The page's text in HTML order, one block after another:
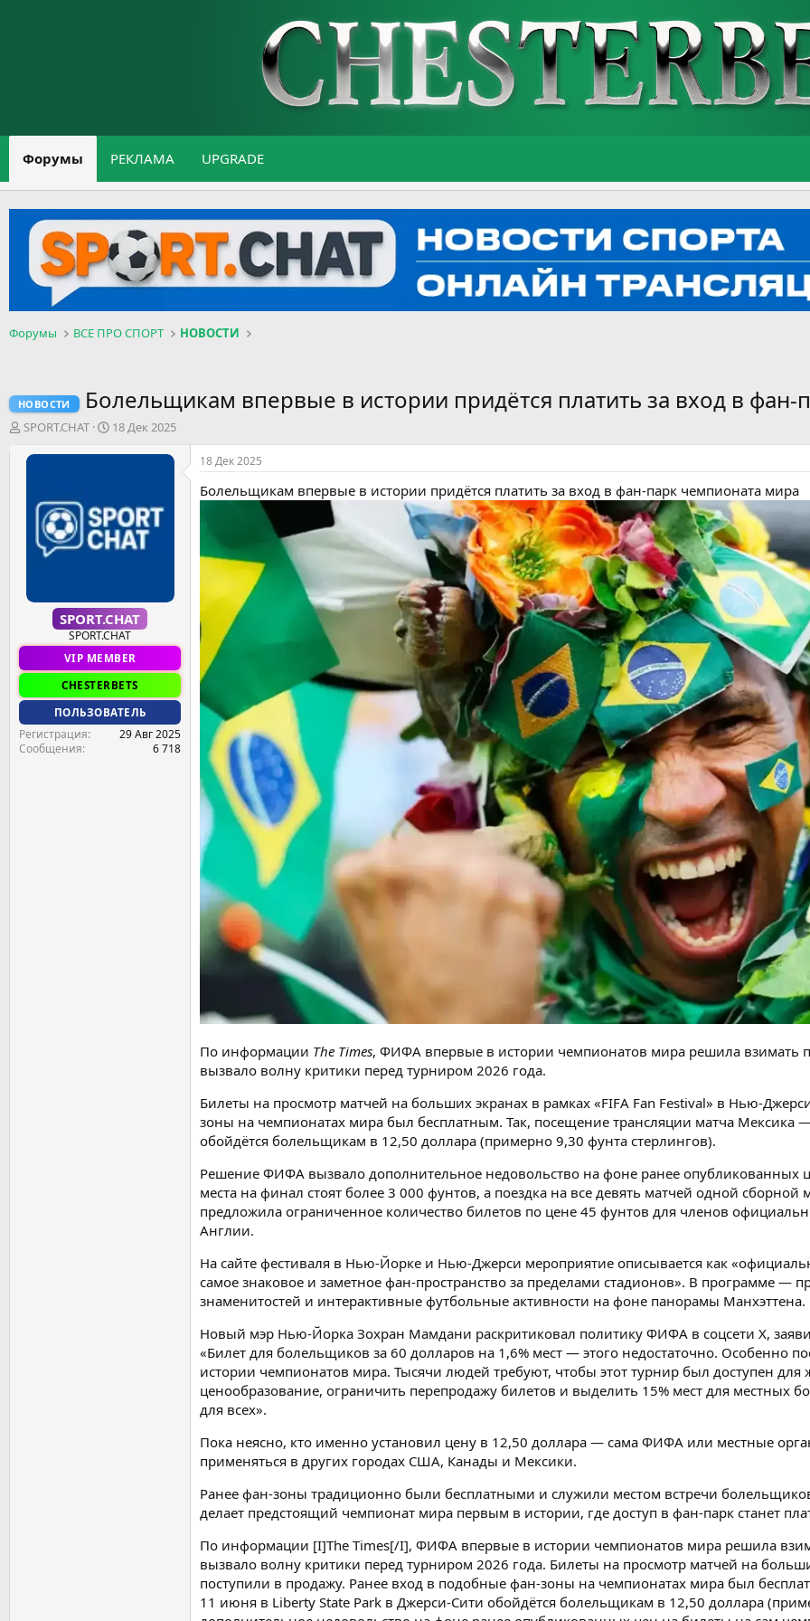
Форумы РЕКЛАМА UPGRADE
Форумы ВСЕ ПРО СПОРТ НОВОСТИ
НОВОСТИ Болельщикам впервые в истории придётся платить за вход в
А
т
SPORT.CHAT
Д
т
а
ч
а
18 Дек 2025
SPORT.CHAT
SPORT.CHAT
VIP MEMBER
CHESTERBETS
ПОЛЬЗОВАТЕЛЬ
Регистрация
29 Авг 2025
Сообщения
6 718
18 Дек 2025
Болельщикам впервые в истории придётся платить за вход в фан-парк чемпионата мира
По информации The Times, ФИФА впервые в истории чемпионатов мира решила взимать
вызвало волну критики перед турниром 2026 года.
Билеты на просмотр матчей на больших экранах в рамках «FIFA Fan Festival» в Нью-
зоны на чемпионатах мира был бесплатным. Так, посещение трансляции матча
обойдётся болельщикам в 12,50 доллара (примерно 9,30 фунта стерлингов).
Решение ФИФА вызвало дополнительное недовольство на фоне ранее
места на финал стоят более 3 000 фунтов, а поездка на все девять матчей одной
предложила ограниченное количество билетов по цене 45 фунтов для членов
Англии.
На сайте фестиваля в Нью-Йорке и Нью-Джерси мероприятие описывается как
самое знаковое и заметное фан-пространство за пределами стадионов». В программе —
знаменитостей и интерактивные футбольные активности на фоне панорамы Манхэттена.
Новый мэр Нью-Йорка Зохран Мамдани раскритиковал политику ФИФА в соцсети X,
«Билет для болельщиков за 60 долларов на 1,6% мест — этого недостаточно. Особенно
истории чемпионатов мира. Тысячи людей требуют, чтобы этот турнир был доступен
ценообразование, ограничить перепродажу билетов и выделить 15% мест для
для всех».
Пока неясно, кто именно установил цену в 12,50 доллара — сама ФИФА или местные
применяться в других городах США, Канады и Мексики.
Ранее фан-зоны традиционно были бесплатными и служили местом встречи
делает предстоящий чемпионат мира первым в истории, где доступ в фан-парк станет
По информации [I]The Times[/I], ФИФА впервые в истории чемпионатов мира решила
вызвало волну критики перед турниром 2026 года. Билеты на просмотр матчей на
поступили в продажу. Ранее вход в подобные фан-зоны на чемпионатах мира был
11 июня в Liberty State Park в Джерси-Сити обойдётся болельщикам в 12,50 доллара